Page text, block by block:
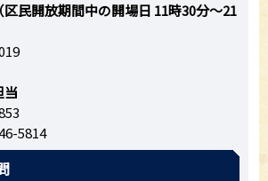
民開放期間中の開場日 11時30分～21
当
5814